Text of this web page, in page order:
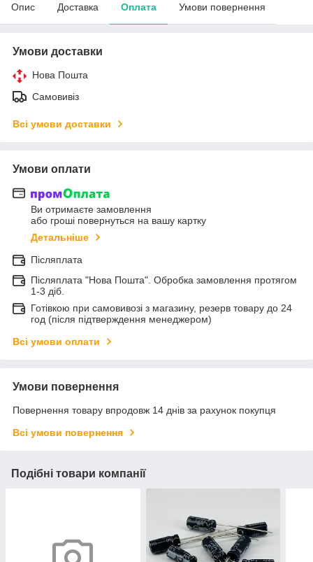
Опис Доставка Оплата Умови повернення
Умови доставки
Нова Пошта
Самовивіз
Всі умови доставки
Умови оплати
Ви отримаєте замовлення
або гроші повернуться на вашу картку
Детальніше
Післяплата
Післяплата "Нова Пошта". Обробка замовлення протягом
1-3 діб.
Готівкою при самовивозі з магазину, резерв товару до 24
год (після підтверждення менеджером)
Всі умови оплати
Умови повернення
Повернення товару впродовж 14 днів за рахунок покупця
Всі умови повернення
Подібні товари компанії